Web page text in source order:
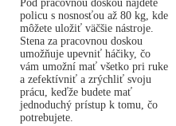
Pod pracovnou doskou nájdete
policu s nosnosťou až 80 kg, kde
môžete uložiť väčšie nástroje.
Stena za pracovnou doskou
umožňuje upevniť háčiky, čo
vám umožní mať všetko pri ruke
a zefektívniť a zrýchliť svoju
prácu, keďže budete mať
jednoduchý prístup k tomu, čo
potrebujete.